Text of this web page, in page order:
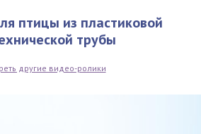
птицы из пластиковой
трубы
другие видео-ролики